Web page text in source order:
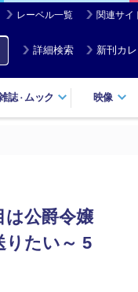
レーベル一覧 関連サイ
詳細検索 新刊カ
誌・ ムック 映像
は公爵令嬢
りたい～ 5